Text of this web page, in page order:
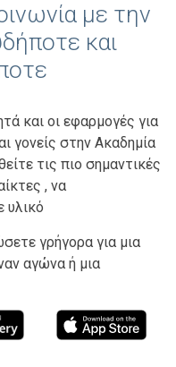
με την
και
και οι εφαρμογές για
γονείς στην Ακαδημία
τις πιο σημαντικές
, να
υλικό
γρήγορα για μια
αγώνα ή μια